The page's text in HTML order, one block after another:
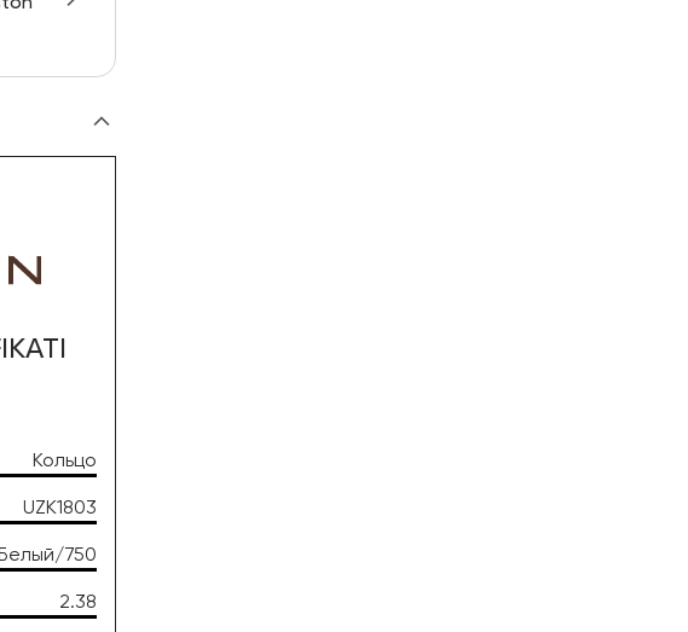
Кольцо
UZK1803
Белый/750
2.38